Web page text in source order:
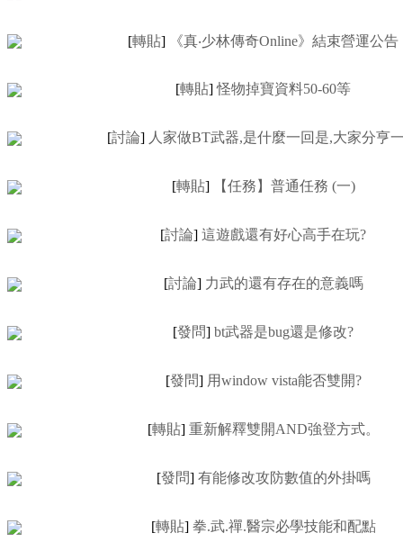
[轉貼] 《真‧少林傳奇Online》結束營運公告
[轉貼] 怪物掉寶資料50-60等
[討論] 人家做BT武器,是什麼一回是,大家分亨
[轉貼] 【任務】普通任務 (一)
[討論] 這遊戲還有好心高手在玩?
[討論] 力武的還有存在的意義嗎
[發問] bt武器是bug還是修改?
[發問] 用window vista能否雙開?
[轉貼] 重新解釋雙開AND強登方式。
[發問] 有能修改攻防數值的外掛嗎
[轉貼] 拳.武.禪.醫宗必學技能和配點